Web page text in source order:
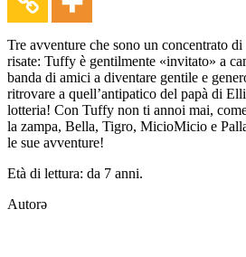
Tre avventure che sono un concentrato
risate: Tuffy è gentilmente «invitato» a
banda di amici a diventare gentile e
ritrovare a quell’antipatico del papà di
lotteria! Con Tuffy non ti annoi mai,
la zampa, Bella, Tigro, MicioMicio e
le sue avventure!
Età di lettura: da 7 anni.
Autorə